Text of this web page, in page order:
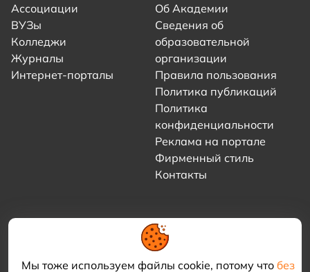
Мы тоже используем файлы cookie, потому что без
Ассоциации
ВУЗы
Колледжи
Журналы
Интернет-порталы
Об Академии
Сведения об
образовательной
организации
Правила пользования
Политика публикаций
Политика
конфиденциальности
Реклама на портале
Фирменный стиль
Контакты